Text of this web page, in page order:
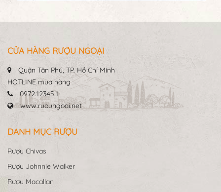
CỬA HÀNG RƯỢU NGOẠI
Quận Tân Phú, TP. Hồ Chí Minh
HOTLINE mua hàng
0972.12345.1
www.ruoungoai.net
DANH MỤC RƯỢU
Rượu Chivas
Rượu Johnnie Walker
Rượu Macallan